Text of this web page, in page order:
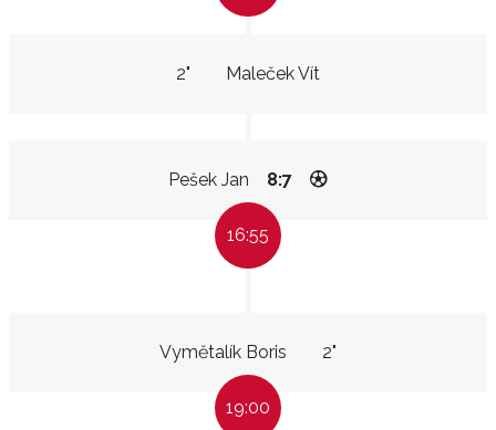
Maleček Vít
2"
Pešek Jan 8:7
16:55
Vymětalík Boris 2"
19:00